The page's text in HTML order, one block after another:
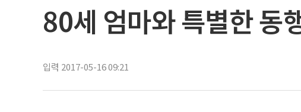
80세 엄마와 특별한 동
입력 2017-05-16 09:21